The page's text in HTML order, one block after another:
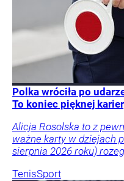
Polka wróciła po
To koniec pięknej
Alicja Rosolska to z
ważne karty w dziejach
sierpnia 2026 roku)
TenisSport